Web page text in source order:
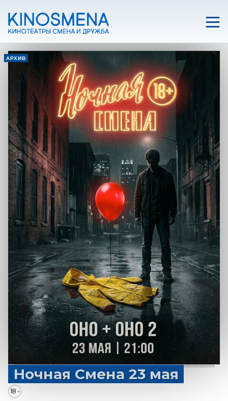
АРХИВ
Ночная Смена 23 мая
18 +